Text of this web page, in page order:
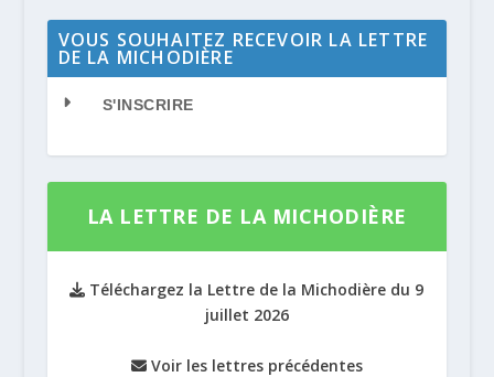
VOUS SOUHAITEZ RECEVOIR LA LETTRE
DE LA MICHODIÈRE
S'INSCRIRE
LA LETTRE DE LA MICHODIÈRE
Téléchargez la Lettre de la Michodière du 9
juillet 2026
Voir les lettres précédentes